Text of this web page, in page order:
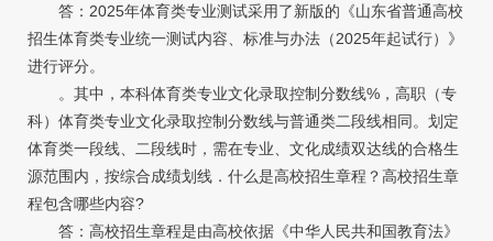
答：2025年体育类专业测试采用了新版的《山东省普通高校
招生体育类专业统一测试内容、标准与办法（2025年起试行）》
进行评分。
。其中，本科体育类专业文化录取控制分数线%，高职（专
科）体育类专业文化录取控制分数线与普通类二段线相同。划定
体育类一段线、二段线时，需在专业、文化成绩双达线的合格生
源范围内，按综合成绩划线．什么是高校招生章程？高校招生章
程包含哪些内容?
答：高校招生章程是由高校依据《中华人民共和国教育法》